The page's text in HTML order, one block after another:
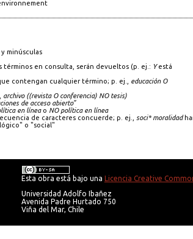
minúsculas
términos en consulta, serán devueltos (p. ej.: Yestá
contengan cualquier término; p. ej.,
educación O
archivo ((revista O conferencia) NO tesis)
de acceso abierto"
en líneao NO política en línea
de caracteres concuerde; p. ej., soci* moralidad
o "social"
Esta obra está bajo una Licencia Creative
Universidad Adolfo Ibañez
Avenida Padre Hurtado 750
Viña del Mar, Chile